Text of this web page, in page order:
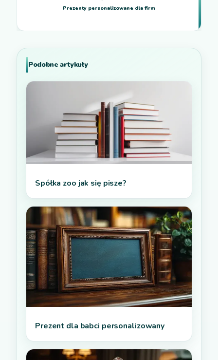
Prezenty personalizowane dla firm
Podobne artykuły
Spółka zoo jak się pisze?
Prezent dla babci personalizowany